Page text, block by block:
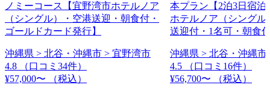
ノミーコース【宜野湾市ホテルノア
（シングル）・空港送迎・朝食付・
ゴールドカード発行】
沖縄県 > 北谷・沖縄市 > 宜野湾市
4.8
（口コミ34件）
¥57,000〜
（税込）
本プラン【2泊3日宿泊
ホテルノア（シングル
送迎付・1名可・朝食
沖縄県 > 北谷・沖縄市
4.5
（口コミ16件）
¥56,700〜
（税込）